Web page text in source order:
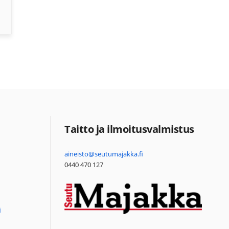
Taitto ja ilmoitusvalmistus
aineisto@seutumajakka.fi
0440 470 127